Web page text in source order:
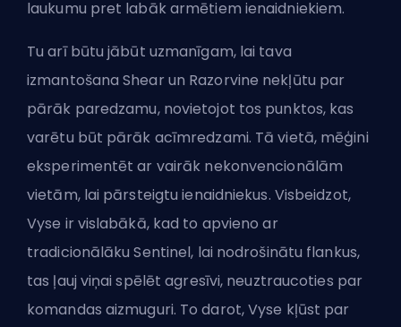
laukumu pret labāk armētiem ienaidniekiem.
Tu arī būtu jābūt uzmanīgam, lai tava
izmantošana Shear un Razorvine nekļūtu par
pārāk paredzamu, novietojot tos punktos, kas
varētu būt pārāk acīmredzami. Tā vietā, mēģini
eksperimentēt ar vairāk nekonvencionālām
vietām, lai pārsteigtu ienaidniekus. Visbeidzot,
Vyse ir vislabākā, kad to apvieno ar
tradicionālāku Sentinel, lai nodrošinātu flankus,
tas ļauj viņai spēlēt agresīvi, neuztraucoties par
komandas aizmuguri. To darot, Vyse kļūst par